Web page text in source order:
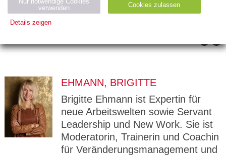
10/20/50
EHMANN, BRIGITTE
Brigitte Ehmann ist Expertin für
neue Arbeitswelten sowie Servant
Leadership und New Work. Sie ist
Moderatorin, Trainerin und Coachin
für Veränderungsmanagement und
verwenden
Cookies zulassen
Details zeigen
CMS_S
ESSION
_ID
gabal-
verlag.
de
Wird für die Speicherung der Benutzer-
Session verwendet
GV_CO
OKIES
gabal-
verlag.
de
Speichert den Zustimmungsstatus des
Benutzers für Cookies auf der aktuellen
Domäne.
90
Ta
ge
T
P